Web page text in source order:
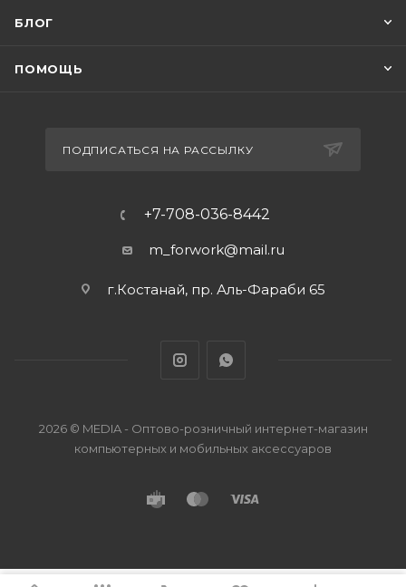
БЛОГ
ПОМОЩЬ
ПОДПИСАТЬСЯ НА РАССЫЛКУ
+7-708-036-8442
m_forwork@mail.ru
г.Костанай, пр. Аль-Фараби 65
2026 © MEDIA - Оптово-розничный интернет-магазин
компьютерных и мобильных аксессуаров